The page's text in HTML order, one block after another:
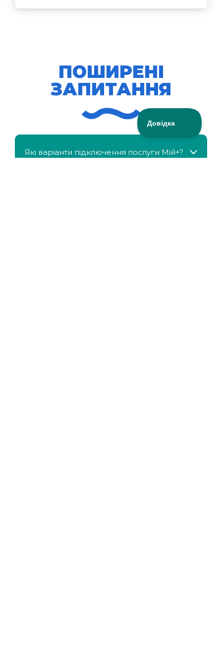
ПОШИРЕНІ
ЗАПИТАННЯ
Які варіанти підключення послуги Мій+?